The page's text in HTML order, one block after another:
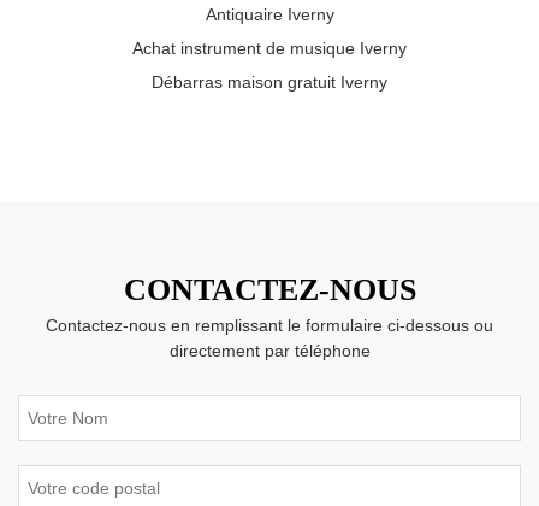
Antiquaire Iverny
Achat instrument de musique Iverny
Débarras maison gratuit Iverny
CONTACTEZ-NOUS
Contactez-nous en remplissant le formulaire ci-dessous ou
directement par téléphone